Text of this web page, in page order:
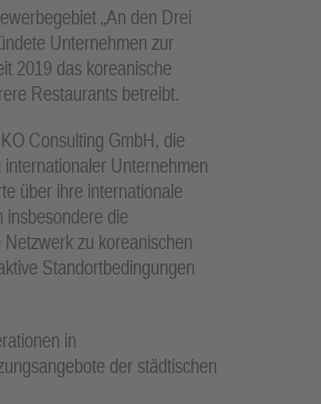
„An den Drei
Unternehmen zur
2019 das koreanische
Restaurants betreibt.
Consulting GmbH, die
Unternehmen
über ihre internationale
insbesondere die
zu koreanischen
Standortbedingungen
in
der städtischen